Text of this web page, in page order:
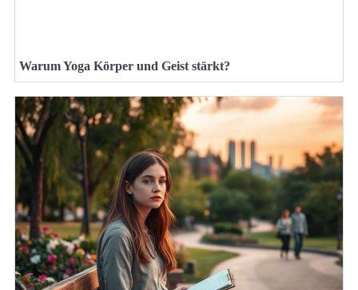
Warum Yoga Körper und Geist stärkt?